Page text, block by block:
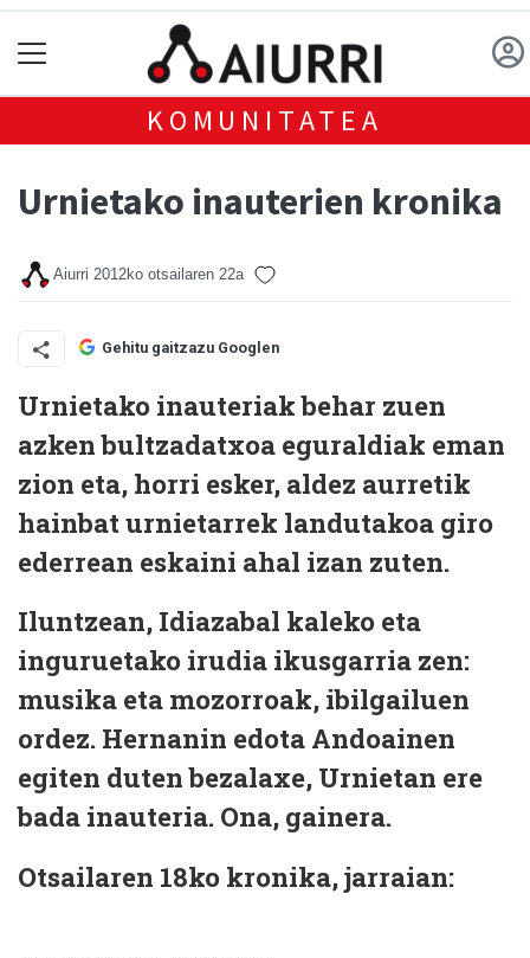
KOMUNITATEA
Urnietako inauterien kronika
Aiurri 2012ko otsailaren 22a
Gehitu gaitzazu Googlen
Urnietako inauteriak behar zuen
azken bultzadatxoa eguraldiak eman
zion eta, horri esker, aldez aurretik
hainbat urnietarrek landutakoa giro
ederrean eskaini ahal izan zuten.
Iluntzean, Idiazabal kaleko eta
inguruetako irudia ikusgarria zen:
musika eta mozorroak, ibilgailuen
ordez. Hernanin edota Andoainen
egiten duten bezalaxe, Urnietan ere
bada inauteria. Ona, gainera.
Otsailaren 18ko kronika, jarraian: